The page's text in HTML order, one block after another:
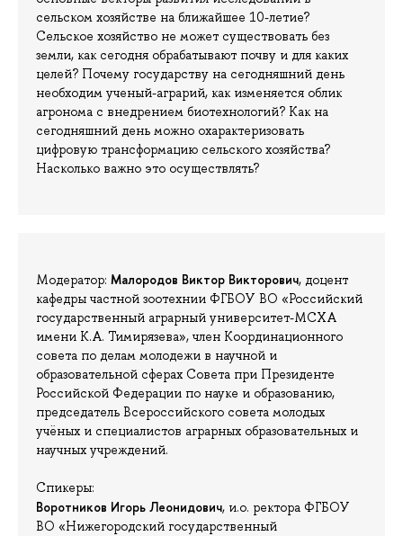
сельском хозяйстве на ближайшее 10-летие?
Сельское хозяйство не может существовать без
земли, как сегодня обрабатывают почву и для каких
целей? Почему государству на сегодняшний день
необходим ученый-аграрий, как изменяется облик
агронома с внедрением биотехнологий? Как на
сегодняшний день можно охарактеризовать
цифровую трансформацию сельского хозяйства?
Насколько важно это осуществлять?
Модератор: Малородов Виктор Викторович, доцент
кафедры частной зоотехнии ФГБОУ ВО «Российский
государственный аграрный университет-МСХА
имени К.А. Тимирязева», член Координационного
совета по делам молодежи в научной и
образовательной сферах Совета при Президенте
Российской Федерации по науке и образованию,
председатель Всероссийского совета молодых
учёных и специалистов аграрных образовательных и
научных учреждений.
Спикеры:
Воротников Игорь Леонидович, и.о. ректора ФГБОУ
ВО «Нижегородский государственный